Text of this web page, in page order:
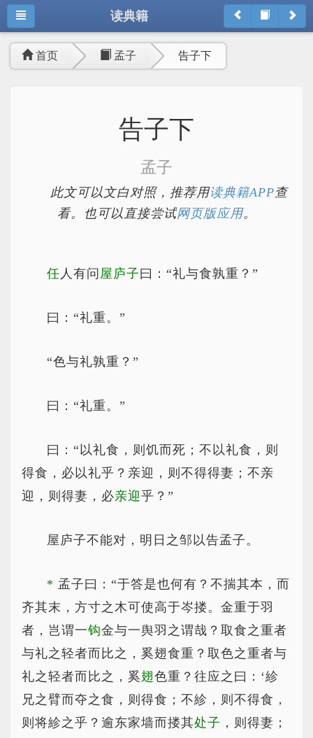
读典籍
首页 孟子 告子下
告子下
孟子
此文可以文白对照，推荐用读典籍APP查
看。也可以直接尝试网页版应用。
任 人有问 屋庐子 曰：“礼与食孰重？”
曰：“礼重。”
“色与礼孰重？”
曰：“礼重。”
曰：“以礼食，则饥而死；不以礼食，则
得食，必以礼乎？亲迎，则不得得妻；不亲
迎，则得妻，必亲迎乎？”
屋庐子不能对，明日之邹以告孟子。
* 孟子曰：“于答是也何有？不揣其本，而
齐其末，方寸之木可使高于岑搂。金重于羽
者，岂谓一钩金与一舆羽之谓哉？取食之重者
与礼之轻者而比之，奚翅食重？取色之重者与
礼之轻者而比之，奚翅色重？往应之曰：‘紾
兄之臂而夺之食，则得食；不紾，则不得食，
则将紾之乎？逾东家墙而搂其处子 ，则得妻；